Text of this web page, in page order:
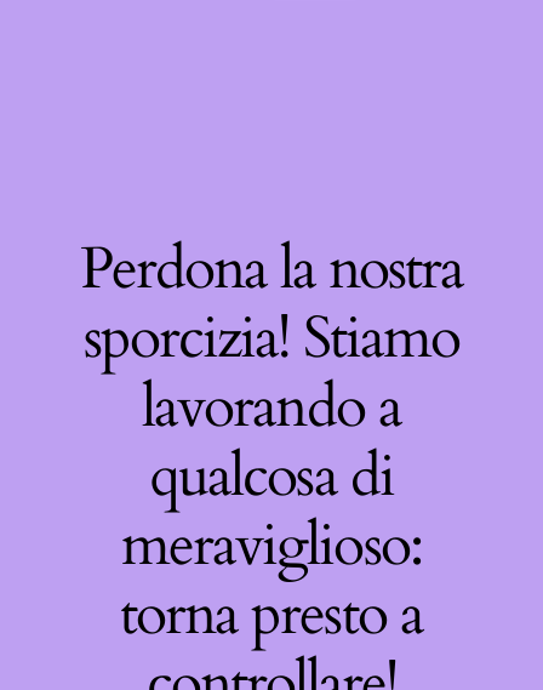
Perdona la nostra
sporcizia! Stiamo
lavorando a
qualcosa di
meraviglioso:
torna presto a